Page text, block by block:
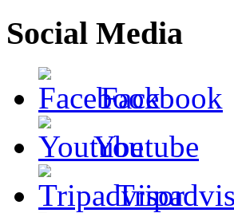
Social Media
Facebook
Youtube